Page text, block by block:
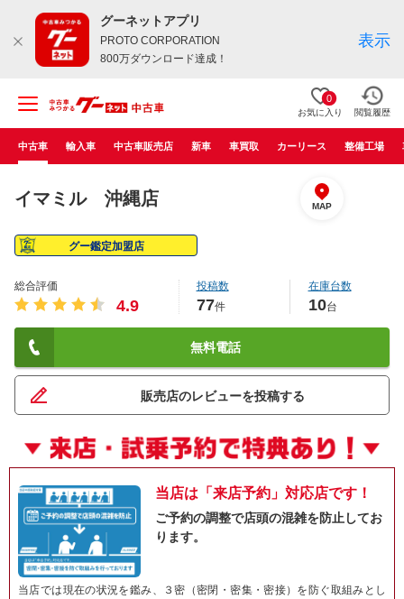
グーネットアプリ
PROTO CORPORATION
800万ダウンロード達成！
表示
0
お気に入り 閲覧履歴
中古車 輸入車 中古車販売店 新車 車買取 カーリース 整備工場
イマミル 沖縄店 MAP
グー鑑定加盟店
総合評価
4.9
投稿数
77件
在庫台数
10台
無料電話
販売店のレビューを投稿する
当店は「来店予約」対応店です！
ご予約の調整で店頭の混雑を防止してお
ります。
当店では現在の状況を鑑み、３密（密閉・密集・密接）を防ぐ取組みとし